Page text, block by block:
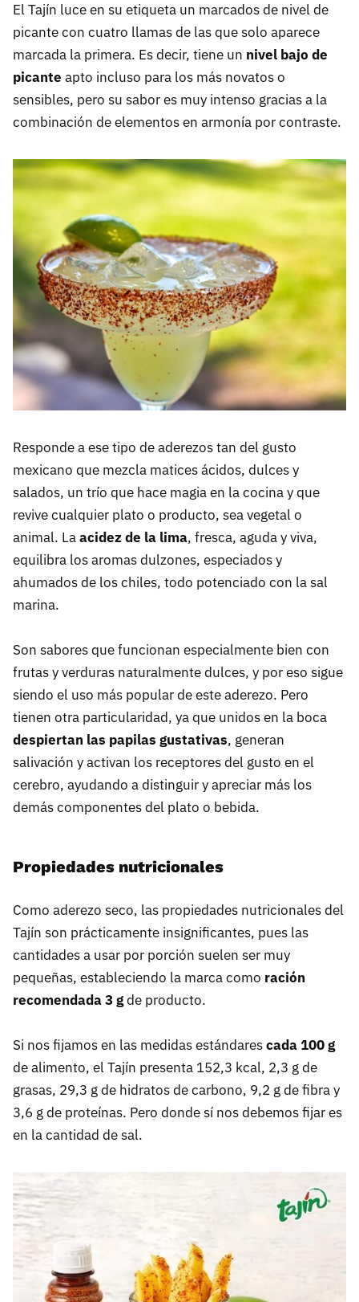
El Tajín luce en su etiqueta un marcados de nivel de
picante con cuatro llamas de las que solo aparece
marcada la primera. Es decir, tiene un nivel bajo de
picante apto incluso para los más novatos o
sensibles, pero su sabor es muy intenso gracias a la
combinación de elementos en armonía por contraste.
Responde a ese tipo de aderezos tan del gusto
mexicano que mezcla matices ácidos, dulces y
salados, un trío que hace magia en la cocina y que
revive cualquier plato o producto, sea vegetal o
animal. Laacidez de la lima, fresca, aguda y viva,
equilibra los aromas dulzones, especiados y
ahumados de los chiles, todo potenciado con la sal
marina.
Son sabores que funcionan especialmente bien con
frutas y verduras naturalmente dulces, y por eso sigue
siendo el uso más popular de este aderezo. Pero
tienen otra particularidad, ya que unidos en la boca
despiertan las papilas gustativas, generan
salivación y activan los receptores del gusto en el
cerebro, ayudando a distinguir y apreciar más los
demás componentes del plato o bebida.
Propiedades nutricionales
Como aderezo seco, las propiedades nutricionales del
Tajín son prácticamente insignificantes, pues las
cantidades a usar por porción suelen ser muy
pequeñas, estableciendo la marca como ración
recomendada 3 gde producto.
Si nos fijamos en las medidas estándarescada 100 g
de alimento, el Tajín presenta 152,3 kcal, 2,3 g de
grasas, 29,3 g de hidratos de carbono, 9,2 g de fibra y
3,6 g de proteínas. Pero donde sí nos debemos fijar es
en la cantidad de sal.